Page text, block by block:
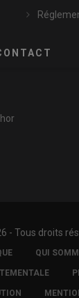
- Tous droits
QUI